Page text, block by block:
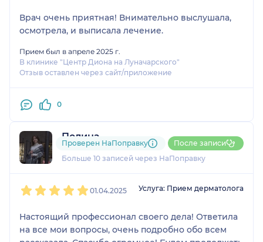
Врач очень приятная! Внимательно выслушала,
осмотрела, и выписала лечение.
Прием был в апреле 2025 г.
В клинике "Центр Диона на Луначарского"
Отзыв оставлен через сайт/приложение
0
Полина
4 отзываи1 оценка
Больше 10 записей через НаПоправку
Проверен НаПоправку После записи
01.04.2025 Услуга: Прием дерматолога
Настоящий профессионал своего дела! Ответила
на все мои вопросы, очень подробно обо всем